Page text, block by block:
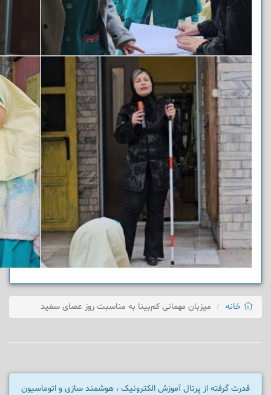
خانه میزبان مهمانی کم‌بینا به مناسبت روز عصای سفید
قدرت گرفته از پرتال آموزش الکترونیک ، هوشمند سازی و اتوماسیون